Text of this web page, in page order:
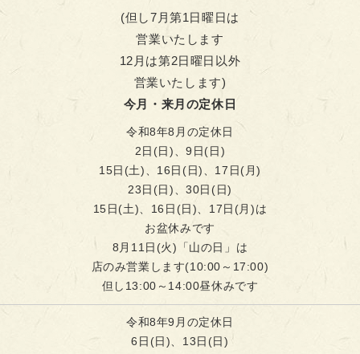
(但し7月第1日曜日は
営業いたします
12月は第2日曜日以外
営業いたします)
今月・来月の定休日
令和8年8月の定休日
2日(日)、9日(日)
15日(土)、16日(日)、17日(月)
23日(日)、30日(日)
15日(土)、16日(日)、17日(月)は
お盆休みです
8月11日(火)「山の日」は
店のみ営業します(10:00～17:00)
但し13:00～14:00昼休みです
令和8年9月の定休日
6日(日)、13日(日)